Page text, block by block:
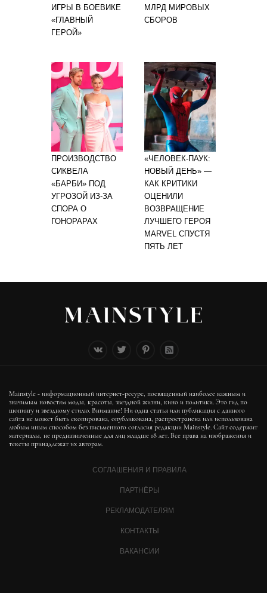
ИГРЫ В БОЕВИКЕ
«ГЛАВНЫЙ
ГЕРОЙ»
МЛРД МИРОВЫХ
СБОРОВ
ПРОИЗВОДСТВО
СИКВЕЛА
«БАРБИ» ПОД
УГРОЗОЙ ИЗ-ЗА
СПОРА О
ГОНОРАРАХ
«ЧЕЛОВЕК-ПАУК:
НОВЫЙ ДЕНЬ» —
КАК КРИТИКИ
ОЦЕНИЛИ
ВОЗВРАЩЕНИЕ
ЛУЧШЕГО ГЕРОЯ
MARVEL СПУСТЯ
ПЯТЬ ЛЕТ
Mainstyle - информационный интернет-ресурс, посвященный наиболее важным и
значимым новостям моды, красоты, звездной жизни, кино и политики. Это гид по
шопингу и звездному стилю. Внимание! Ни одна статья или публикация с данного
сайта не может быть скопирована, опубликована, распространена или использована
любым иным способом без письменного согласия редакции Mainstyle. Сайт содержит
материалы, не предназначенные для лиц младше 18 лет. Все права на изображения и
тексты принадлежат их авторам.
СОГЛАШЕНИЯ И ПРАВИЛА
ПАРТНЁРЫ
РЕКЛАМОДАТЕЛЯМ
КОНТАКТЫ
ВАКАНСИИ